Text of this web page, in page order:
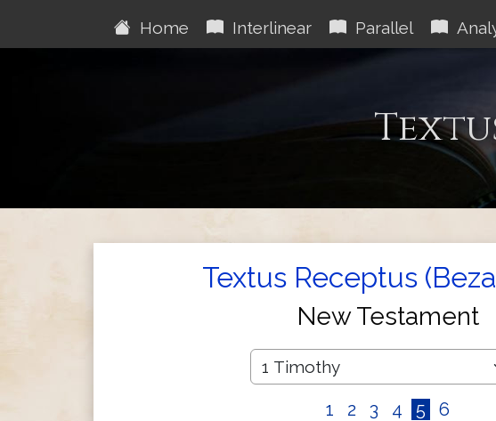
Home Interlinear Parallel
Textus Receptus
New Testament
1 2 3 4 5 6